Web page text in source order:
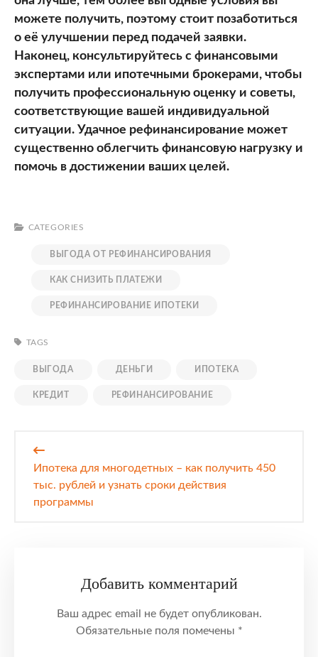
можете получить, поэтому стоит позаботиться
о её улучшении перед подачей заявки.
Наконец, консультируйтесь с финансовыми
экспертами или ипотечными брокерами, чтобы
получить профессиональную оценку и советы,
соответствующие вашей индивидуальной
ситуации. Удачное рефинансирование может
существенно облегчить финансовую нагрузку и
помочь в достижении ваших целей.
CATEGORIES
ВЫГОДА ОТ РЕФИНАНСИРОВАНИЯ
КАК СНИЗИТЬ ПЛАТЕЖИ
РЕФИНАНСИРОВАНИЕ ИПОТЕКИ
TAGS
ВЫГОДА ДЕНЬГИ ИПОТЕКА
КРЕДИТ РЕФИНАНСИРОВАНИЕ
записям
Ипотека для многодетных – как получить 450
тыс. рублей и узнать сроки действия
программы
Добавить комментарий
Ваш адрес email не будет опубликован.
Обязательные поля помечены *